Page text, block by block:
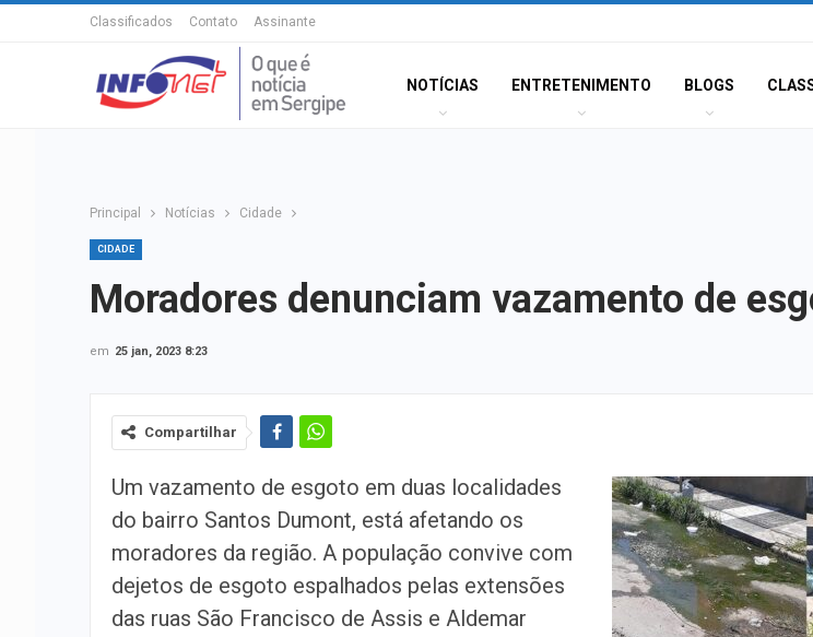
Classificados Contato Assinante
NOTÍCIAS ENTRETENIMENTO BLOGS
Principal Notícias Cidade
CIDADE
Moradores denunciam vazamento de
em 25 jan, 2023 8:23
Compartilhar
Um vazamento de esgoto em duas localidades
do bairro Santos Dumont, está afetando os
moradores da região. A população convive com
dejetos de esgoto espalhados pelas extensões
das ruas São Francisco de Assis e Aldemar